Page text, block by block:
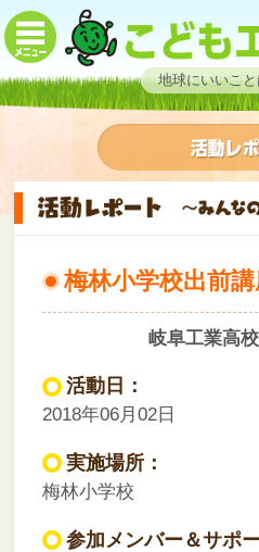
地球にいいこ
梅林小学校出前
岐阜工業高
活動日：
2018年06月02日
実施場所：
梅林小学校
参加メンバー＆サポ